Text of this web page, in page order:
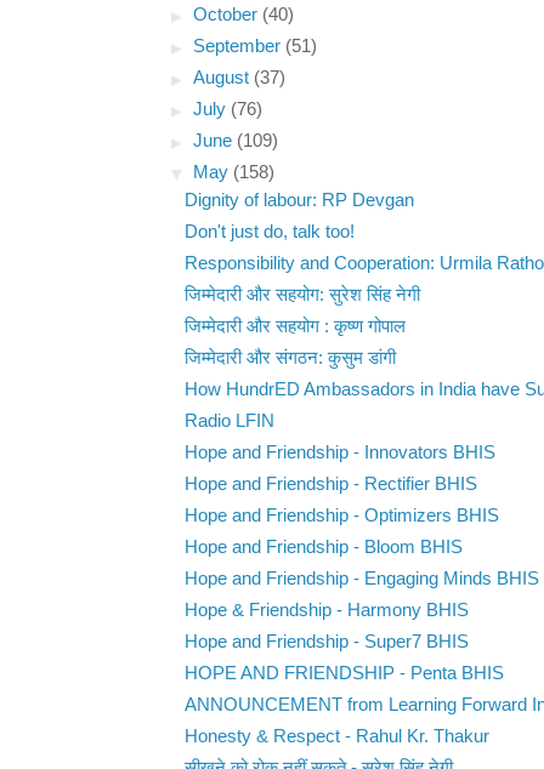
►October (40)
► September (51)
►August (37)
►July (76)
►June (109)
▼
May (158)
Dignity of labour: RP Devgan
Don't just do, talk too!
Responsibility and Cooperation: Urmila
जिम्मेदारी और सहयोग: सुरेश सिंह नेगी
जिम्मेदारी और सहयोग : कृष्ण गोपाल
जिम्मेदारी और संगठन: कुसुम डांगी
How HundrED Ambassadors in India have
Radio LFIN
Hope and Friendship - Innovators BHIS
Hope and Friendship - Rectifier BHIS
Hope and Friendship - Optimizers BHIS
Hope and Friendship - Bloom BHIS
Hope and Friendship - Engaging Minds BHIS
Hope & Friendship - Harmony BHIS
Hope and Friendship - Super7 BHIS
HOPE AND FRIENDSHIP - Penta BHIS
ANNOUNCEMENT from Learning Forward
Honesty & Respect - Rahul Kr. Thakur